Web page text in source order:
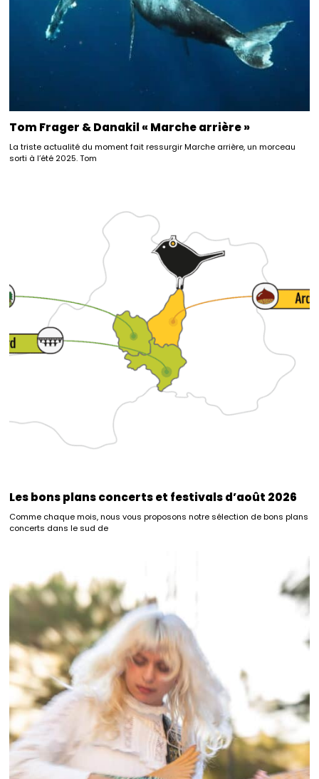
Tom Frager & Danakil « Marche arrière »
La triste actualité du moment fait ressurgir Marche arrière, un morceau
sorti à l’été 2025. Tom
Les bons plans concerts et festivals d’août 2026
Comme chaque mois, nous vous proposons notre sélection de bons plans
concerts dans le sud de